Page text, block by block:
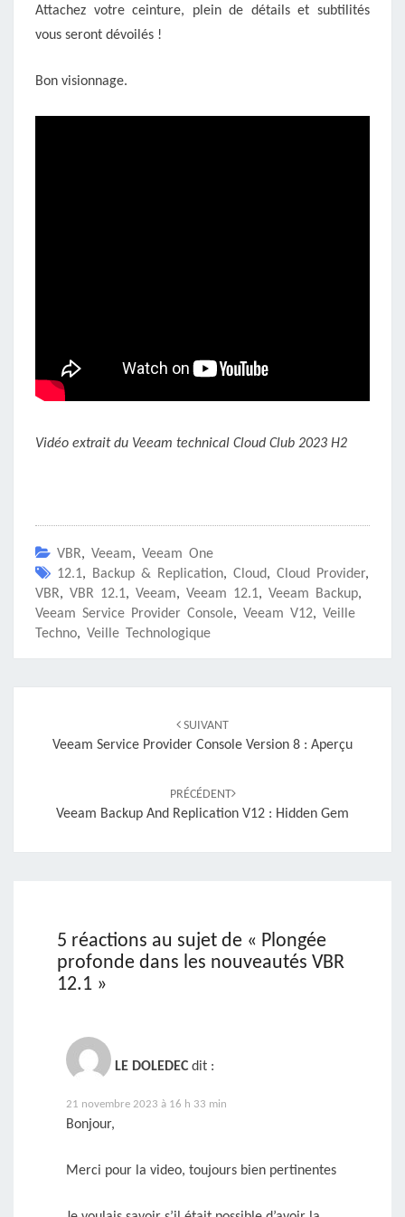
Attachez votre ceinture, plein de détails et subtilités
vous seront dévoilés !
Bon visionnage.
Vidéo extrait du Veeam technical Cloud Club 2023 H2
VBR, Veeam, Veeam One
12.1, Backup & Replication, Cloud, Cloud Provider,
VBR, VBR 12.1, Veeam, Veeam 12.1, Veeam Backup,
Veeam Service Provider Console, Veeam V12, Veille
Techno, Veille Technologique
SUIVANT
Veeam Service Provider Console Version 8 : Aperçu
PRÉCÉDENT
Veeam Backup And Replication V12 : Hidden Gem
5 réactions au sujet de « Plongée
profonde dans les nouveautés VBR
12.1 »
LE DOLEDEC dit :
21 novembre 2023 à 16 h 33 min
Bonjour,
Merci pour la video, toujours bien pertinentes